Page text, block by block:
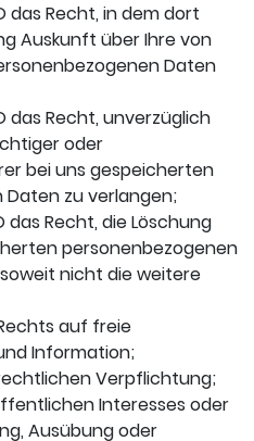
das Recht, in dem dort
Auskunft über Ihre von
Daten
das Recht, unverzüglich
oder
bei uns gespeicherten
zu verlangen;
das Recht, die Löschung
personenbezogenen
nicht die weitere
auf freie
Information;
Verpflichtung;
Interesses oder
Ausübung oder